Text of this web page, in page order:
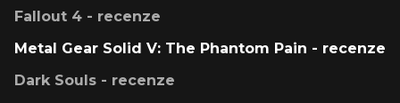
Fallout 4 - recenze
Metal Gear Solid V: The Phantom Pain - recenze
Dark Souls - recenze